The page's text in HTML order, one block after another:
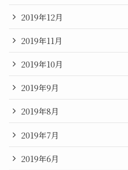
2019年12月
2019年11月
2019年10月
2019年9月
2019年8月
2019年7月
2019年6月